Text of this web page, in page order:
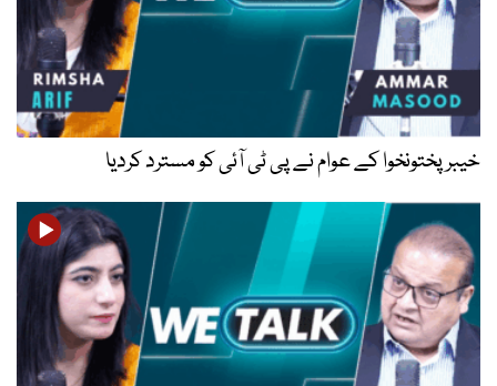
خیبرپختونخوا کے عوام نے پی ٹی آئی کو مسترد کردیا